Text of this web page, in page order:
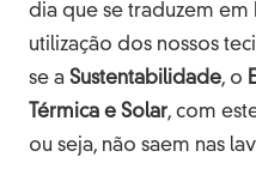
dia que se traduzem
utilização dos nossos
se a Sustentabilidade, o
Térmica e Solar, com
ou seja, não saem nas